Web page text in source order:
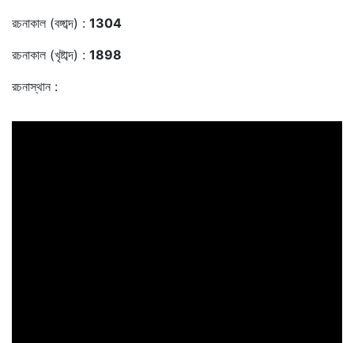
রচনাকাল (বঙ্গাব্দ) : 1304
রচনাকাল (খৃষ্টাব্দ) : 1898
রচনাস্থান :